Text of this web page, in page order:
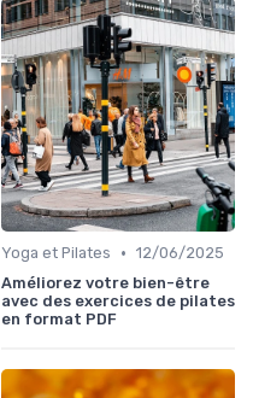
Yoga et Pilates • 12/06/2025
Améliorez votre bien-être
avec des exercices de pilates
en format PDF